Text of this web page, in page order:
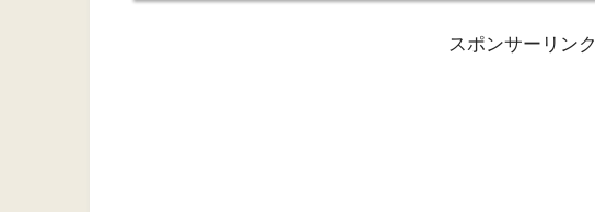
スポンサーリンク